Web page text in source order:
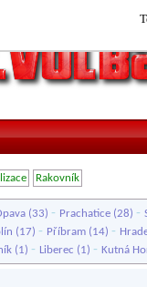
Rakovník
(33) - Prachatice (28) -
(17) - Příbram (14) -
(1) - Liberec (1) - Kutná